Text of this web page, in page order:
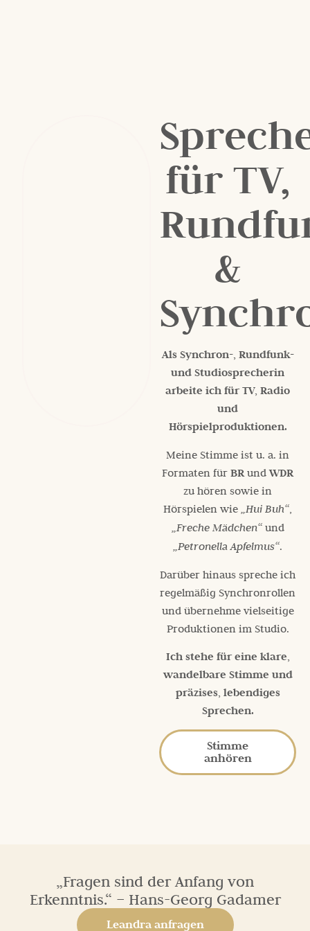
für TV,
&
Als Synchron-, Rundfunk-
und Studiosprecherin
arbeite ich für TV, Radio
und
Hörspielproduktionen.
Meine Stimme ist u. a. in
Formaten fürBR undWDR
zu hören sowie in
Hörspielen wie „Hui Buh“
„Freche Mädchen“und
„Petronella Apfelmus“.
Darüber hinaus spreche ich
regelmäßig Synchronrollen
und übernehme vielseitige
Produktionen im Studio.
Ich stehe für eine klare,
wandelbare Stimme und
präzises, lebendiges
Sprechen.
Stimme
anhören
„Fragen sind der Anfang von
Erkenntnis.“ – Hans-Georg Gadamer
Leandra anfragen